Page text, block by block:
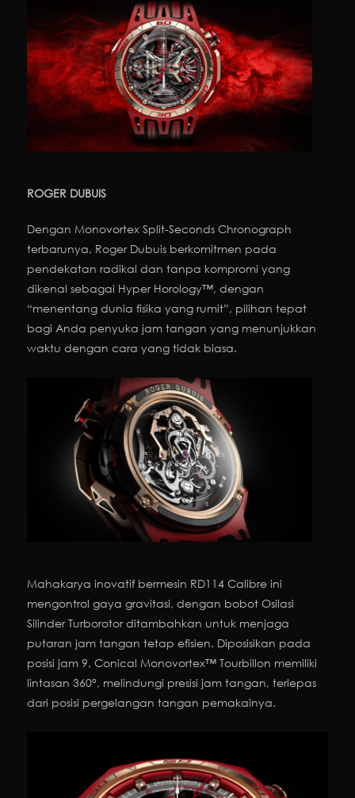
ROGER DUBUIS
Dengan Monovortex Split-Seconds Chronograph
terbarunya, Roger Dubuis berkomitmen pada
pendekatan radikal dan tanpa kompromi yang
dikenal sebagai Hyper Horology™, dengan
“menentang dunia fisika yang rumit”, pilihan tepat
bagi Anda penyuka jam tangan yang menunjukkan
waktu dengan cara yang tidak biasa.
Mahakarya inovatif bermesin RD114 Calibre ini
mengontrol gaya gravitasi, dengan bobot Osilasi
Silinder Turborotor ditambahkan untuk menjaga
putaran jam tangan tetap efisien. Diposisikan pada
posisi jam 9, Conical Monovortex™ Tourbillon memiliki
lintasan 360°, melindungi presisi jam tangan, terlepas
dari posisi pergelangan tangan pemakainya.